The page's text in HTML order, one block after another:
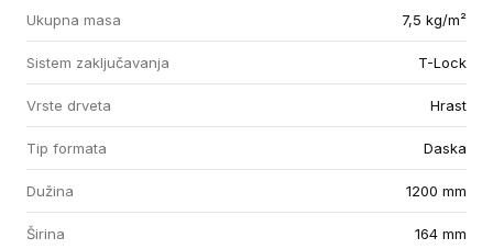
Ukupna masa 7,5 kg/m²
Sistem zaključavanja T-Lock
Vrste drveta Hrast
Tip formata Daska
Dužina 1200 mm
Širina 164 mm